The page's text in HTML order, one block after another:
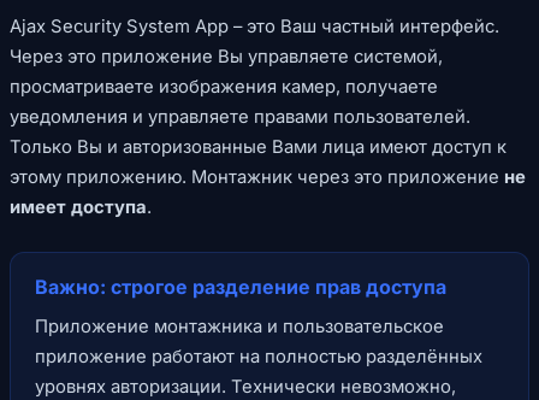
Ajax Security System App – это Ваш частный интерфейс.
Через это приложение Вы управляете системой,
просматриваете изображения камер, получаете
уведомления и управляете правами пользователей.
Только Вы и авторизованные Вами лица имеют доступ к
этому приложению. Монтажник через это приложение не
имеет доступа.
Важно: строгое разделение прав доступа
Приложение монтажника и пользовательское
приложение работают на полностью разделённых
уровнях авторизации. Технически невозможно,